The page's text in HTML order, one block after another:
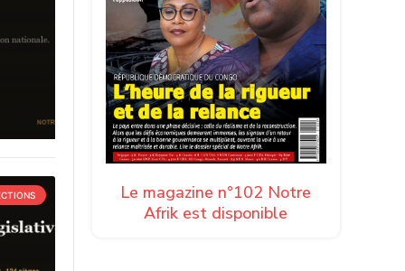
Le magazine n°102 Notre
Afrik est disponible